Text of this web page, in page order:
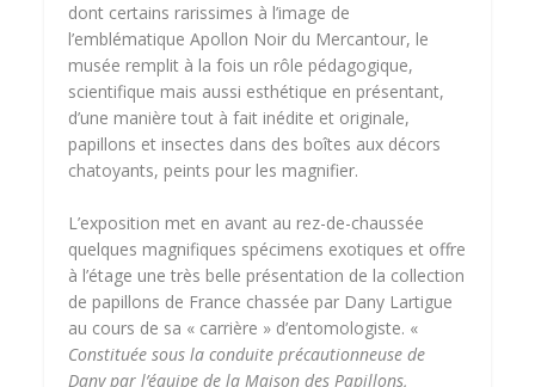
dont certains rarissimes à l’image de
l’emblématique Apollon Noir du Mercantour, le
musée remplit à la fois un rôle pédagogique,
scientifique mais aussi esthétique en présentant,
d’une manière tout à fait inédite et originale,
papillons et insectes dans des boîtes aux décors
chatoyants, peints pour les magnifier.
L’exposition met en avant au rez-de-chaussée
quelques magnifiques spécimens exotiques et offre
à l’étage une très belle présentation de la collection
de papillons de France chassée par Dany Lartigue
au cours de sa « carrière » d’entomologiste. «
Constituée sous la conduite précautionneuse de
Dany par l’équipe de la Maison des Papillons,